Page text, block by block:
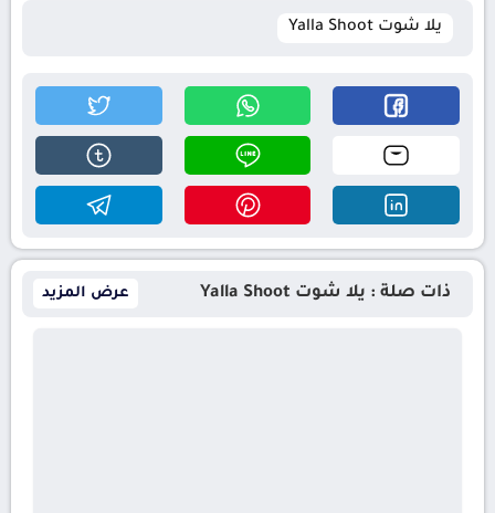
يلا شوت Yalla Shoot
ذات صلة : يلا شوت Yalla Shoot عرض المزيد